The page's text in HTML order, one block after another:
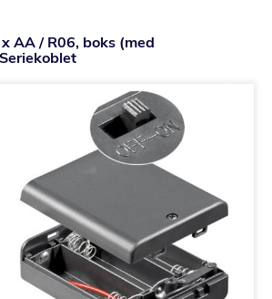
AA / R06, boks (med